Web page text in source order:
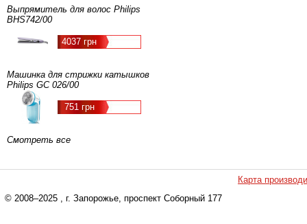
Выпрямитель для волос Philips
BHS742/00
4037 грн
Машинка для стрижки катышков
Philips GC 026/00
751 грн
Смотреть все
Карта
© 2008–2025 , г. Запорожье, проспект Соборный 177